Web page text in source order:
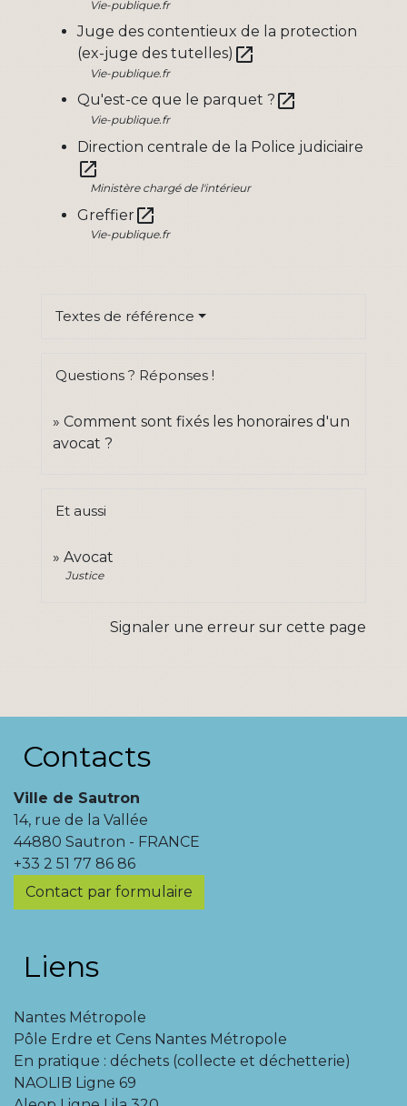
Vie-publique.fr
Juge des contentieux de la protection
(ex-juge des tutelles) open_in_new
Vie-publique.fr
Qu'est-ce que le parquet ? open_in_new
Vie-publique.fr
Direction centrale de la Police judiciaire
open_in_new
Ministère chargé de l'intérieur
Greffier open_in_new
Vie-publique.fr
Textes de référence
Questions ? Réponses !
Comment sont fixés les honoraires d'un
avocat ?
Et aussi
Avocat
Justice
Signaler une erreur sur cette page
Contacts
Ville de Sautron
14, rue de la Vallée
44880 Sautron - FRANCE
+33 2 51 77 86 86
Contact par formulaire
Liens
Nantes Métropole
Pôle Erdre et Cens Nantes Métropole
En pratique : déchets (collecte et déchetterie)
NAOLIB Ligne 69